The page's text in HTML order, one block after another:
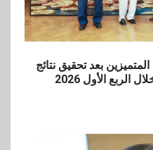
بعد تحقيق نتائج
الأول 2026